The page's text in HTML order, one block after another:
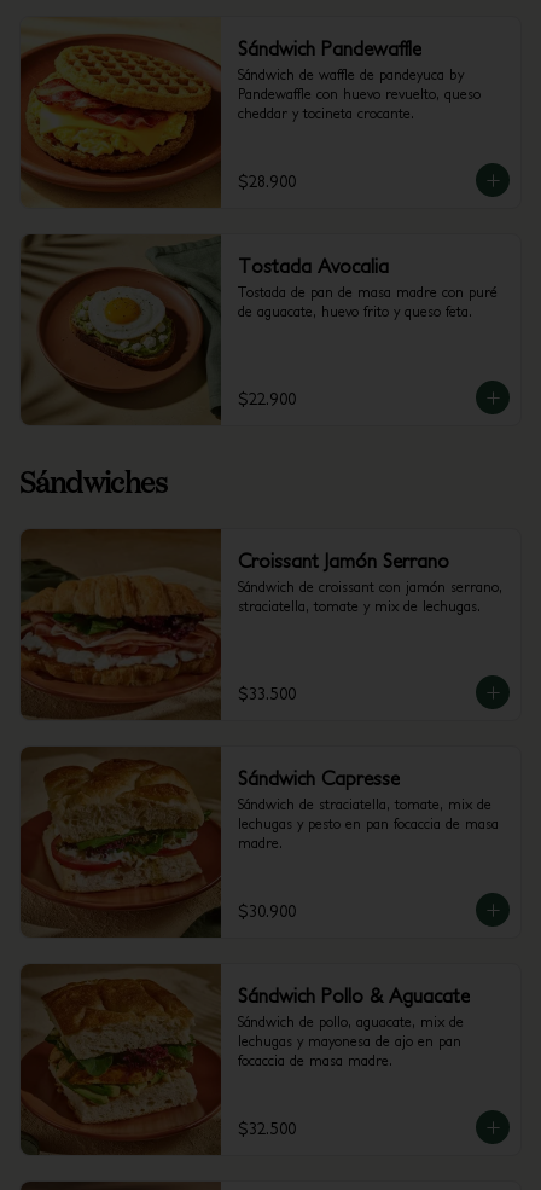
Sándwich Pandewaffle
Sándwich de waffle de pandeyuca by
Pandewaffle con huevo revuelto, queso
cheddar y tocineta crocante.
$28.900
Tostada Avocalia
Tostada de pan de masa madre con puré
de aguacate, huevo frito y queso feta.
$22.900
Sándwiches
Croissant Jamón Serrano
Sándwich de croissant con jamón serrano,
straciatella, tomate y mix de lechugas.
$33.500
Sándwich Capresse
Sándwich de straciatella, tomate, mix de
lechugas y pesto en pan focaccia de masa
madre.
$30.900
Sándwich Pollo & Aguacate
Sándwich de pollo, aguacate, mix de
lechugas y mayonesa de ajo en pan
focaccia de masa madre.
$32.500